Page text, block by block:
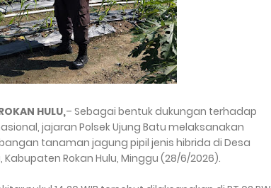
HULU,– Sebagai bentuk dukungan terhadap
jajaran Polsek Ujung Batu melaksanakan
tanaman jagung pipil jenis hibrida di Desa
Rokan Hulu, Minggu (28/6/2026).